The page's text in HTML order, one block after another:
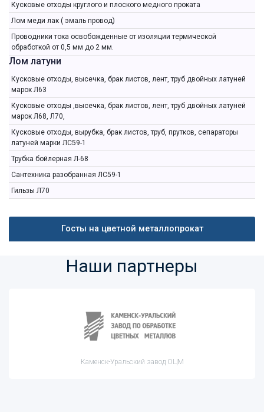
Кусковые отходы круглого и плоского медного проката
Лом меди лак ( эмаль провод)
Проводники тока освобожденные от изоляции термической
обработкой от 0,5 мм до 2 мм.
Лом латуни
Кусковые отходы, высечка, брак листов, лент, труб двойных латуней
марок Л63
Кусковые отходы ,высечка, брак листов, лент, труб двойных латуней
марок Л68, Л70,
Кусковые отходы, вырубка, брак листов, труб, прутков, сепараторы
латуней марки ЛС59-1
Трубка бойлерная Л-68
Сантехника разобранная ЛС59-1
Гильзы Л70
Госты на цветной металлопрокат
Наши партнеры
Каменск-Уральский завод ОЦМ